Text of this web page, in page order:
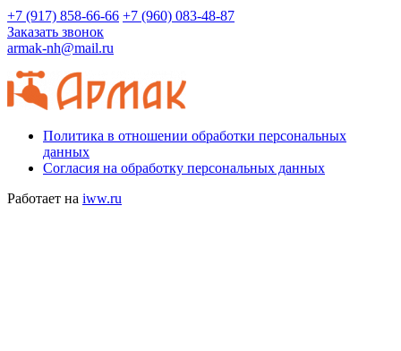
+7 (917) 858-66-66 +7 (960) 083-48-87
Заказать звонок
armak-nh@mail.ru
Политика в отношении обработки персональных
данных
Согласия на обработку персональных данных
Работает на iww.ru